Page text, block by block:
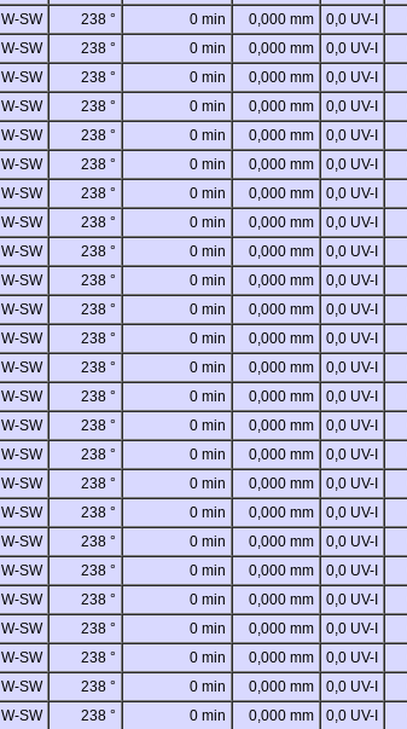
W-SW 238 ° 0 min 0,000 mm 0,0 UV-I
W-SW 238 ° 0 min 0,000 mm 0,0 UV-I
W-SW 238 ° 0 min 0,000 mm 0,0 UV-I
W-SW 238 ° 0 min 0,000 mm 0,0 UV-I
W-SW 238 ° 0 min 0,000 mm 0,0 UV-I
W-SW 238 ° 0 min 0,000 mm 0,0 UV-I
W-SW 238 ° 0 min 0,000 mm 0,0 UV-I
W-SW 238 ° 0 min 0,000 mm 0,0 UV-I
W-SW 238 ° 0 min 0,000 mm 0,0 UV-I
W-SW 238 ° 0 min 0,000 mm 0,0 UV-I
W-SW 238 ° 0 min 0,000 mm 0,0 UV-I
W-SW 238 ° 0 min 0,000 mm 0,0 UV-I
W-SW 238 ° 0 min 0,000 mm 0,0 UV-I
W-SW 238 ° 0 min 0,000 mm 0,0 UV-I
W-SW 238 ° 0 min 0,000 mm 0,0 UV-I
W-SW 238 ° 0 min 0,000 mm 0,0 UV-I
W-SW 238 ° 0 min 0,000 mm 0,0 UV-I
W-SW 238 ° 0 min 0,000 mm 0,0 UV-I
W-SW 238 ° 0 min 0,000 mm 0,0 UV-I
W-SW 238 ° 0 min 0,000 mm 0,0 UV-I
W-SW 238 ° 0 min 0,000 mm 0,0 UV-I
W-SW 238 ° 0 min 0,000 mm 0,0 UV-I
W-SW 238 ° 0 min 0,000 mm 0,0 UV-I
W-SW 238 ° 0 min 0,000 mm 0,0 UV-I
W-SW 238 ° 0 min 0,000 mm 0,0 UV-I